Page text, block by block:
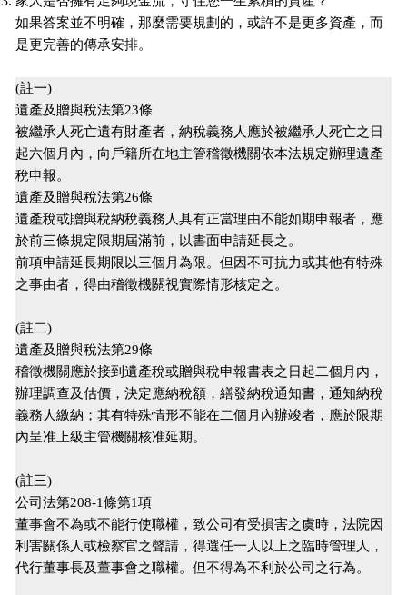
如果答案並不明確，那麼需要規劃的，或許不是更多資產，而
是更完善的傳承安排。
(註一)
遺產及贈與稅法第23條
被繼承人死亡遺有財產者，納稅義務人應於被繼承人死亡之日
起六個月內，向戶籍所在地主管稽徵機關依本法規定辦理遺產
稅申報。
遺產及贈與稅法第26條
遺產稅或贈與稅納稅義務人具有正當理由不能如期申報者，應
於前三條規定限期屆滿前，以書面申請延長之。
前項申請延長期限以三個月為限。但因不可抗力或其他有特殊
之事由者，得由稽徵機關視實際情形核定之。
(註二)
遺產及贈與稅法第29條
稽徵機關應於接到遺產稅或贈與稅申報書表之日起二個月內，
辦理調查及估價，決定應納稅額，繕發納稅通知書，通知納稅
義務人繳納；其有特殊情形不能在二個月內辦竣者，應於限期
內呈准上級主管機關核准延期。
(註三)
公司法第208-1條第1項
董事會不為或不能行使職權，致公司有受損害之虞時，法院因
利害關係人或檢察官之聲請，得選任一人以上之臨時管理人，
代行董事長及董事會之職權。但不得為不利於公司之行為。